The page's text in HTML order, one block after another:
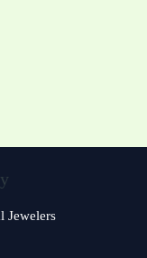
Jewelers